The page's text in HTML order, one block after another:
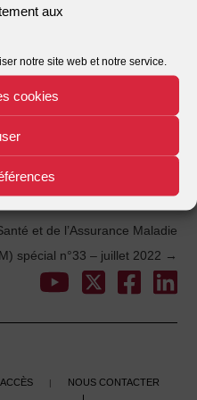
aux
notre site web et notre service.
cookies
15/07/2022
et de l’Assurance Maladie
spécial n°33 – juillet 2022 →
| Nous contacter